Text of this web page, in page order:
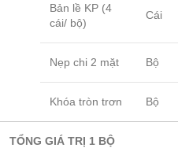
Bản lề KP (4
cái/ bộ)
Cái
Nẹp chi 2 mặt Bộ
Khóa tròn trơn Bộ
TỔNG GIÁ TRỊ 1 BỘ